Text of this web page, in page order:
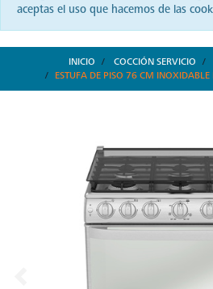
aceptas el uso que hacemos de las
INICIO COCCIÓN SERVICIO
ESTUFA DE PISO 76 CM